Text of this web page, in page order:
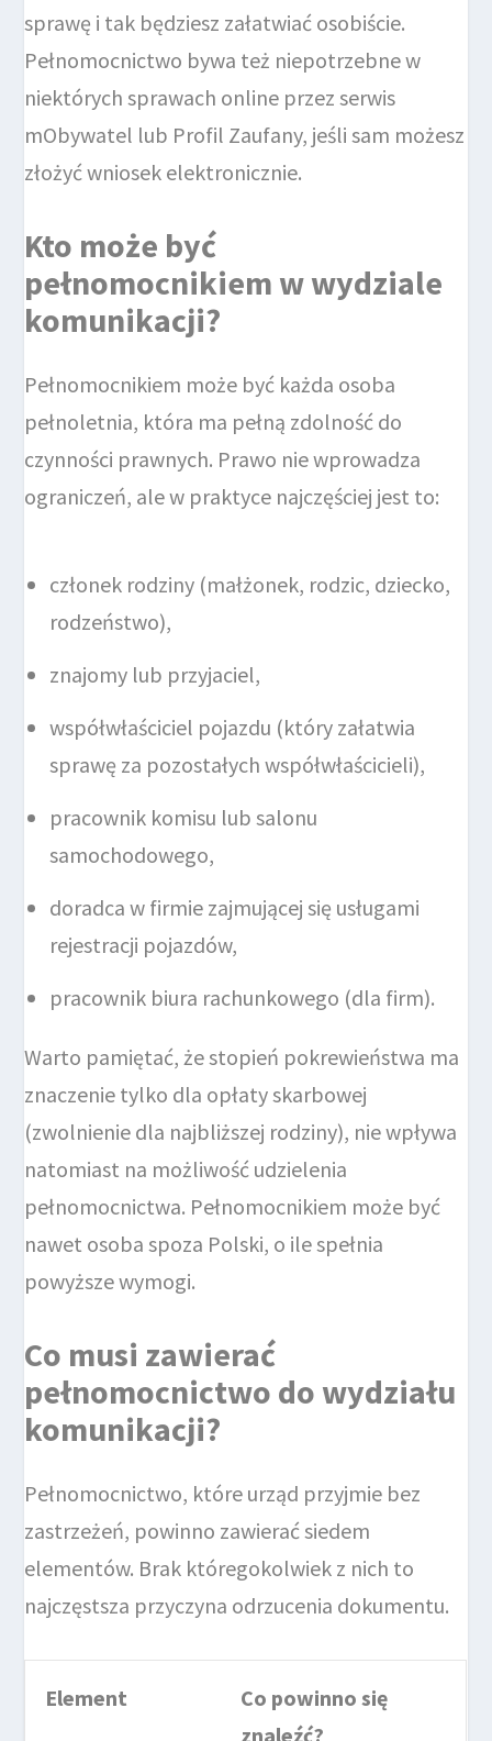
sprawę i tak będziesz załatwiać osobiście.
Pełnomocnictwo bywa też niepotrzebne w
niektórych sprawach online przez serwis
mObywatel lub Profil Zaufany, jeśli sam możesz
złożyć wniosek elektronicznie.
Kto może być
pełnomocnikiem w wydziale
komunikacji?
Pełnomocnikiem może być każda osoba
pełnoletnia, która ma pełną zdolność do
czynności prawnych. Prawo nie wprowadza
ograniczeń, ale w praktyce najczęściej jest to:
członek rodziny (małżonek, rodzic, dziecko,
rodzeństwo),
znajomy lub przyjaciel,
współwłaściciel pojazdu (który załatwia
sprawę za pozostałych współwłaścicieli),
pracownik komisu lub salonu
samochodowego,
doradca w firmie zajmującej się usługami
rejestracji pojazdów,
pracownik biura rachunkowego (dla firm).
Warto pamiętać, że stopień pokrewieństwa ma
znaczenie tylko dla opłaty skarbowej
(zwolnienie dla najbliższej rodziny), nie wpływa
natomiast na możliwość udzielenia
pełnomocnictwa. Pełnomocnikiem może być
nawet osoba spoza Polski, o ile spełnia
powyższe wymogi.
Co musi zawierać
pełnomocnictwo do wydziału
komunikacji?
Pełnomocnictwo, które urząd przyjmie bez
zastrzeżeń, powinno zawierać siedem
elementów. Brak któregokolwiek z nich to
najczęstsza przyczyna odrzucenia dokumentu.
Element
Co powinno się
znaleźć?